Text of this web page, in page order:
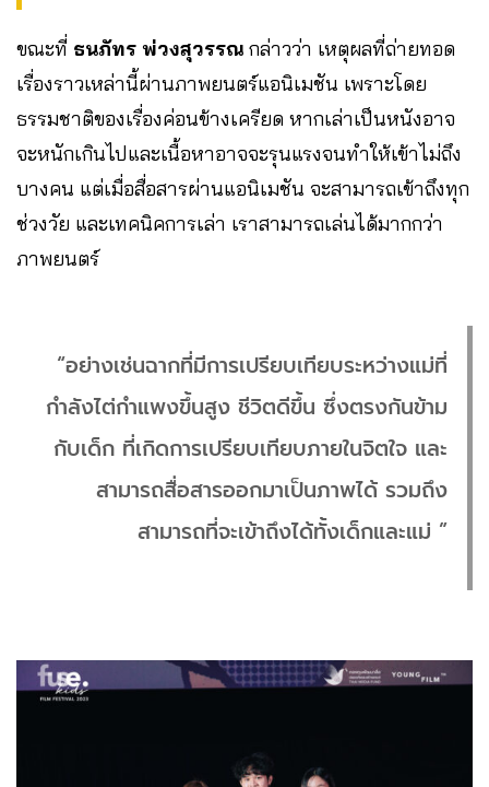
ขณะที่ ธนภัทร พ่วงสุวรรณ กล่าวว่า เหตุผลที่ถ่ายทอด
เรื่องราวเหล่านี้ผ่านภาพยนตร์แอนิเมชัน เพราะโดย
ธรรมชาติของเรื่องค่อนข้างเครียด หากเล่าเป็นหนังอาจ
จะหนักเกินไปและเนื้อหาอาจจะรุนแรงจนทำให้เข้าไม่ถึง
บางคน แต่เมื่อสื่อสารผ่านแอนิเมชัน จะสามารถเข้าถึงทุก
ช่วงวัย และเทคนิคการเล่า เราสามารถเล่นได้มากกว่า
ภาพยนตร์
“อย่างเช่นฉากที่มีการเปรียบเทียบระหว่างแม่ที่
กำลังไต่กำแพงขึ้นสูง ชีวิตดีขึ้น ซึ่งตรงกันข้าม
กับเด็ก ที่เกิดการเปรียบเทียบภายในจิตใจ และ
สามารถสื่อสารออกมาเป็นภาพได้ รวมถึง
สามารถที่จะเข้าถึงได้ทั้งเด็กและแม่ ”